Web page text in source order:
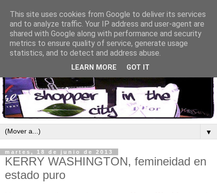
▼
martes, 18 de junio de 2013
KERRY WASHINGTON, femineidad en
estado puro
This site uses cookies from Google to deliver its services
and to analyze traffic. Your IP address and user-agent are
shared with Google along with performance and security
metrics to ensure quality of service, generate usage
statistics, and to detect and address abuse.
LEARN MORE GOT IT